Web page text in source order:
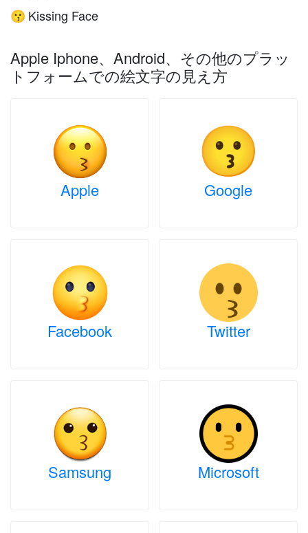
😗 Kissing Face
Apple Iphone、Android、その他のプラッ
トフォームでの絵文字の見え方
Apple Google
Facebook Twitter
Samsung Microsoft